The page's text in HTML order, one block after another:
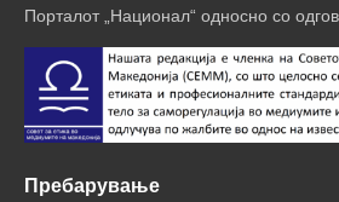
Порталот „Национал“ односно со
Пребарување